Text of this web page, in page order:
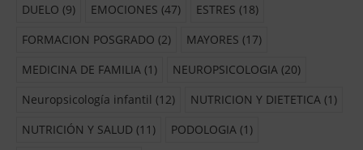
DUELO (9) EMOCIONES (47) ESTRES (18)
FORMACION POSGRADO (2) MAYORES (17)
MEDICINA DE FAMILIA (1) NEUROPSICOLOGIA (20)
Neuropsicología infantil (12) NUTRICION Y DIETETICA (1)
NUTRICIÓN Y SALUD (11) PODOLOGIA (1)